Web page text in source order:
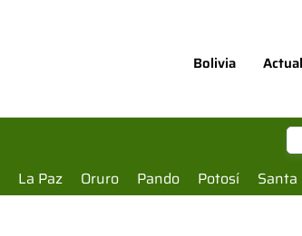
Bolivia
La Paz Oruro Pando Potosí Santa